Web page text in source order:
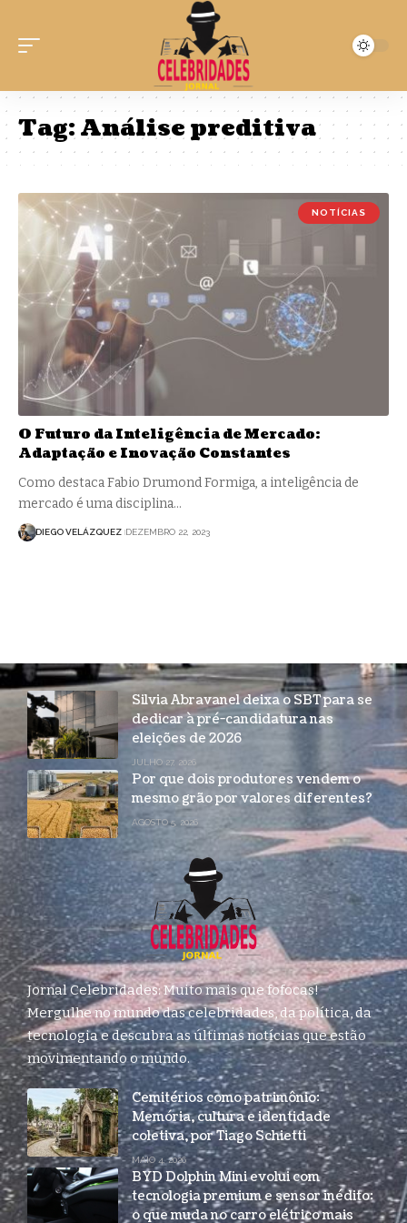
Tag:Análise preditiva
NOTÍCIAS
O Futuro da Inteligência de Mercado:
Adaptação e Inovação Constantes
Como destaca Fabio Drumond Formiga, a inteligência de
mercado é uma disciplina…
DIEGO VELÁZQUEZ DEZEMBRO 22, 2023
Silvia Abravanel deixa o SBT para se
dedicar à pré-candidatura nas
eleições de 2026
JULHO 27, 2026
Por que dois produtores vendem o
mesmo grão por valores diferentes?
AGOSTO 5, 2026
Jornal Celebridades: Muito mais que fofocas!
Mergulhe no mundo das celebridades, da política, da
tecnologia e descubra as últimas notícias que estão
movimentando o mundo.
Cemitérios como patrimônio:
Memória, cultura e identidade
coletiva, por Tiago Schietti
MAIO 4, 2026
BYD Dolphin Mini evolui com
tecnologia premium e sensor inédito:
o que muda no carro elétrico mais